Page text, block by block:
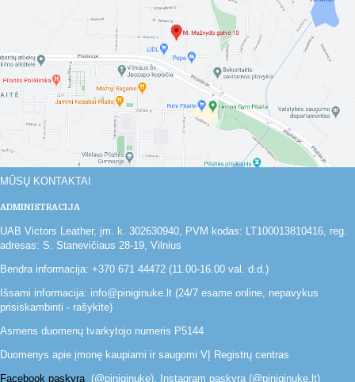
MŪSŲ KONTAKTAI
ADMINISTRACIJA
UAB Victors Leather, įm. k. 302630940, PVM kodas: LT100013810416, reg.
adresas: S. Stanevičiaus 28-19, Vilnius
Bendra informacija: +370 671 44472 (11.00-16.00 val. d.d.)
Išsami informacija: info@piniginuke.lt (24/7 esame online, nepavykus
prisiskambinti - rašykite)
Asmens duomenų tvarkytojo numeris P5144
Duomenys apie įmonę kaupiami ir saugomi VĮ Registrų centras
Facebook paskyra (@piniginuke), Instagram paskyra (@piniginuke.lt)